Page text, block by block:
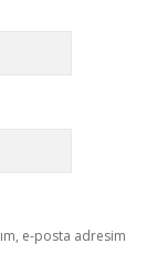
e-posta adresim